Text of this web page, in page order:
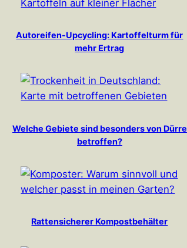
Autoreifen-Upcycling: Kartoffelturm für
mehr Ertrag
Welche Gebiete sind besonders von Dürre
betroffen?
Rattensicherer Kompostbehälter